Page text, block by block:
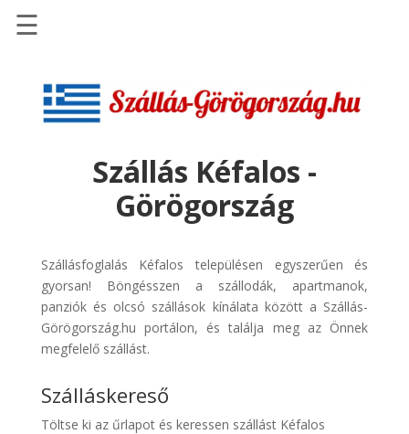
Szállások
Repülőjegy
pénzvisszatérítéssel
Discover
Cars
Transzfer
Kiwi
Taxi
☰
Szállás Kéfalos -
Görögország
Szállásfoglalás Kéfalos településen egyszerűen és
gyorsan! Böngésszen a szállodák, apartmanok,
panziók és olcsó szállások kínálata között a Szállás-
Görögország.hu portálon, és találja meg az Önnek
megfelelő szállást.
Szálláskereső
Töltse ki az űrlapot és keressen szállást Kéfalos